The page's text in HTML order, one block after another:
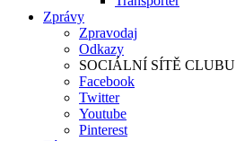
Zprávy
Zpravodaj
Odkazy
SOCIÁLNÍ SÍTĚ CLUBU
Facebook
Twitter
Youtube
Pinterest